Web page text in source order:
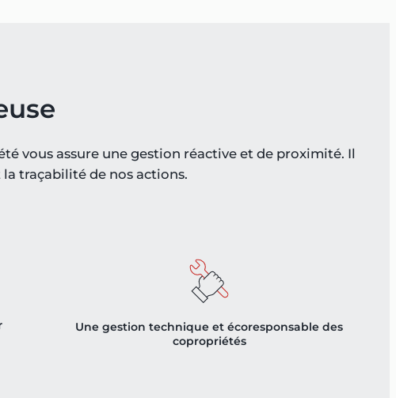
vous assure une gestion réactive et de proximité. Il
traçabilité de nos actions.
Une gestion technique et écoresponsable des
copropriétés